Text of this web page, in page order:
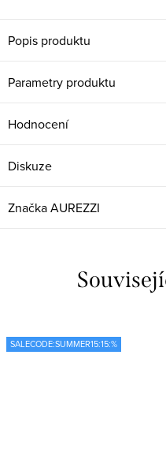
Popis produktu
Parametry produktu
Hodnocení
Diskuze
ZnačkaAUREZZI
SALECODE:SUMMER15:15:%